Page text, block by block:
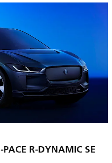
I-PACE R-DYNAMIC SE